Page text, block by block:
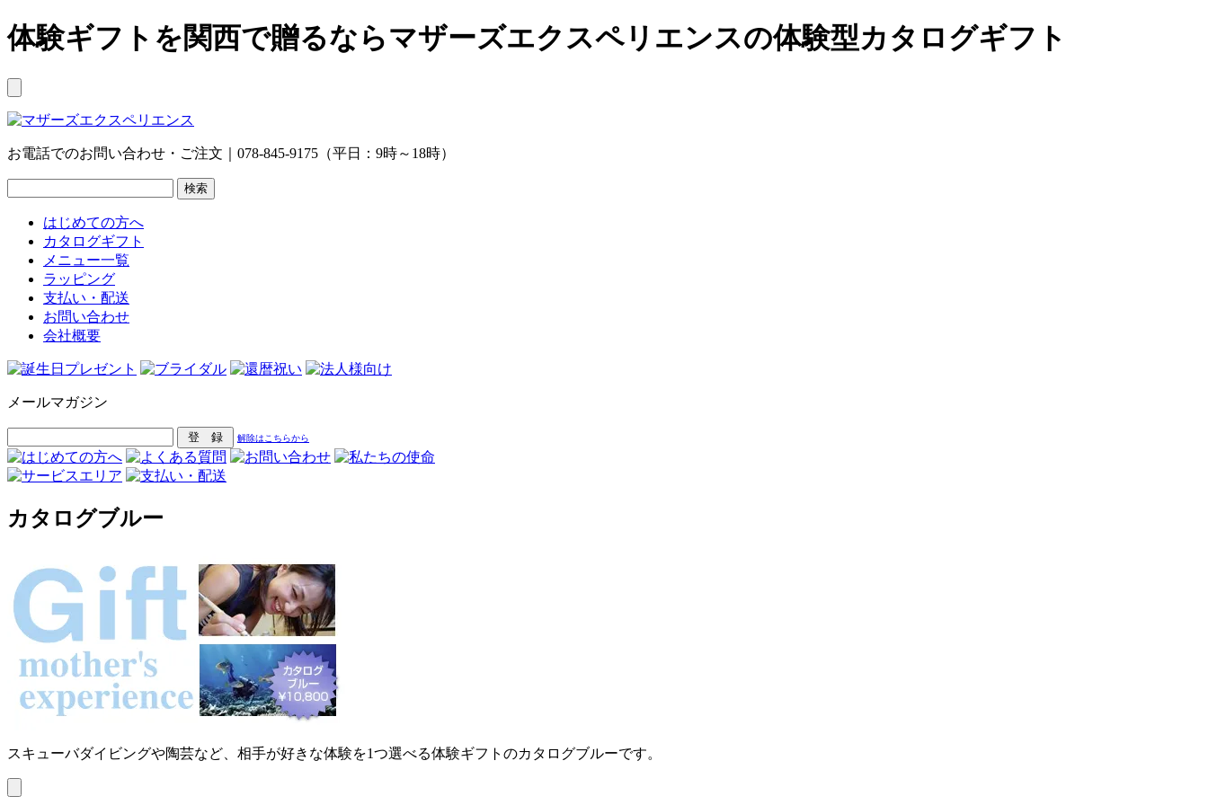
体験ギフトを関西で贈るならマザーズエクスペリエンスの体験型カタログギフト
お電話でのお問い合わせ・ご注文｜078-845-9175（平日：9時～18時）
はじめての方へ
カタログギフト
メニュー一覧
ラッピング
支払い・配送
お問い合わせ
会社概要
メールマガジン
解除はこちらから
カタログブルー
スキューバダイビングや陶芸など、相手が好きな体験を1つ選べる体験ギフトのカタログブルーです。